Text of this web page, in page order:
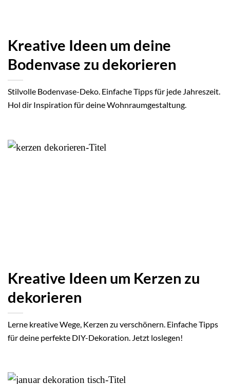
Kreative Ideen um deine
Bodenvase zu dekorieren
Stilvolle Bodenvase-Deko. Einfache Tipps für jede Jahreszeit.
Hol dir Inspiration für deine Wohnraumgestaltung.
Kreative Ideen um Kerzen zu
dekorieren
Lerne kreative Wege, Kerzen zu verschönern. Einfache Tipps
für deine perfekte DIY-Dekoration. Jetzt loslegen!